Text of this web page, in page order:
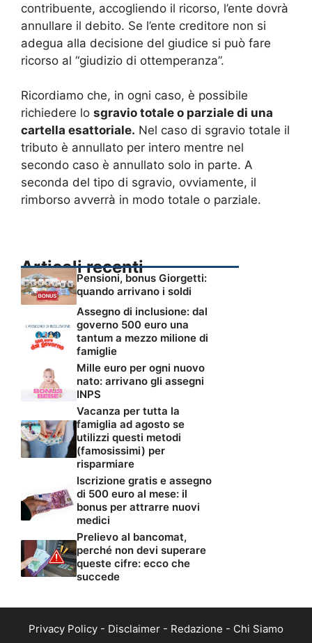
contribuente, accogliendo il ricorso, l’ente dovrà
annullare il debito. Se l’ente creditore non si
adegua alla decisione del giudice si può fare
ricorso al “giudizio di ottemperanza”.
Ricordiamo che, in ogni caso, è possibile
richiedere lo sgravio totale o parziale di una
cartella esattoriale. Nel caso di sgravio totale il
tributo è annullato per intero mentre nel
secondo caso è annullato solo in parte. A
seconda del tipo di sgravio, ovviamente, il
rimborso avverrà in modo totale o parziale.
Articoli recenti
Pensioni, bonus Giorgetti:
quando arrivano i soldi
Assegno di inclusione: dal
governo 500 euro una
tantum a mezzo milione di
famiglie
Mille euro per ogni nuovo
nato: arrivano gli assegni
INPS
Vacanza per tutta la
famiglia ad agosto se
utilizzi questi metodi
(famosissimi) per
risparmiare
Iscrizione gratis e assegno
di 500 euro al mese: il
bonus per attrarre nuovi
medici
Prelievo al bancomat,
perché non devi superare
queste cifre: ecco che
succede
Privacy Policy - Disclaimer - Redazione - Chi Siamo